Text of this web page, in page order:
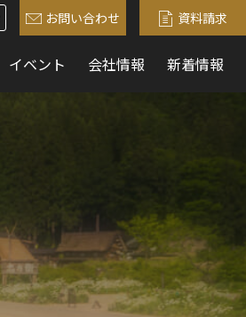
お問い合わせ 資料請求
イベント 会社情報 新着情報